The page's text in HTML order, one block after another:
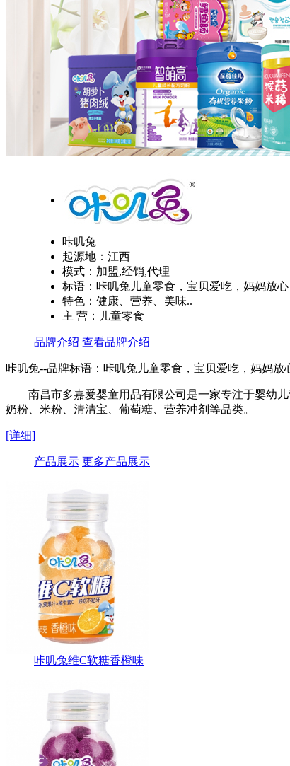
咔叽兔
起源地：江西
模式：加盟,经销,代理
标语：咔叽兔儿童零食，宝贝爱吃，妈妈放心
特色：健康、营养、美味..
主 营：儿童零食
品牌介绍 查看品牌介绍
咔叽兔--品牌标语： 咔叽兔儿童零食，宝贝爱吃，妈妈放
南昌市多嘉爱婴童用品有限公司是一家专注于婴幼
奶粉、米粉、清清宝、葡萄糖、营养冲剂等品类。
[详细]
产品展示 更多产品展示
咔叽兔维C软糖香橙味